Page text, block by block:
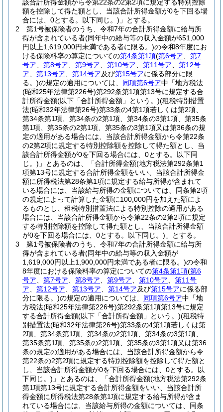
該合計所得金額から令第22条の2第2項に規定する特別控除
額を控除して得た額とし、当該合計所得金額が0を下回る場
合には、0とする。以下同じ。) 」とする。
2
第1号被保険者のうち、令和7年の合計所得金額に給与所
得が含まれている者(同年中の給与等の収入金額が651,000
円以上1,619,000円未満である者に限る。)の令和8年度にお
ける保険料率の算定についての第4条第1項(第6号ア
第7
号ア
第8号ア 第9号ア 第10号ア 第11号ア
第12号
ア
第13号ア 第14号ア及び第15号アに係る部分に限
る。)の規定の適用については、 同項第6号ア中「地方税法
(昭和25年法律第226号)第292条第1項第13号に規定する合
計所得金額(以下「合計所得金額」という。)(租税特別措置
法(昭和32年法律第26号)第33条の4第1項若しくは第2項、
第34条第1項、第34条の2第1項、第34条の3第1項、第35条
第1項、第35条の2第1項、第35条の3第1項又は第36条の規
定の適用がある場合には、当該合計所得金額から令第22条
の2第2項に規定する特別控除額を控除して得た額とし、当
該合計所得金額が0を下回る場合には、0とする。以下同
じ。) 」とあるのは、「合計所得金額(地方税法第292条第1
項第13号に規定する合計所得金額をいい、当該合計所得金
額に所得税法第28条第1項に規定する給与所得が含まれて
いる場合には、当該給与所得の金額については、同条第2項
の規定によって計算した金額に100,000円を加えた額によ
るものとし、租税特別措置法による特別控除の適用がある
場合には、当該合計所得金額から令第22条の2第2項に規定
する特別控除額を控除して得た額とし、当該合計所得金額
が0を下回る場合には、0とする。以下同じ。) 」とする。
3
第1号被保険者のうち、令和7年の合計所得金額に給与所
得が含まれている者(同年中の給与等の収入金額が
1,619,000円以上1,900,000円未満である者に限る。)の令和
8年度における保険料率の算定についての第4条第1項(第6
号ア
第7号ア 第8号ア 第9号ア 第10号ア
第11号
ア
第12号ア 第13号ア 第14号ア及び第15号アに係る部
分に限る。)の規定の適用については、 同項第6号ア中「地
方税法(昭和25年法律第226号)第292条第1項第13号に規定
する合計所得金額(以下「合計所得金額」という。)(租税特
別措置法(昭和32年法律第26号)第33条の4第1項若しくは第
2項、第34条第1項、第34条の2第1項、第34条の3第1項、
第35条第1項、第35条の2第1項、第35条の3第1項又は第36
条の規定の適用がある場合には、当該合計所得金額から令
第22条の2第2項に規定する特別控除額を控除して得た額と
し、当該合計所得金額が0を下回る場合には、0とする。以
下同じ。) 」とあるのは、「合計所得金額(地方税法第292条
第1項第13号に規定する合計所得金額をいい、当該合計所
得金額に所得税法第28条第1項に規定する給与所得が含ま
れている場合には、当該給与所得の金額については、同条